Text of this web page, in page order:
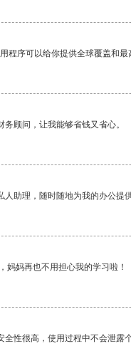
程序可以给你提供全球覆盖和最
顾问，让我能够省钱又省心。
助理，随时随地为我的办公提供
妈妈再也不用担心我的学习啦！
全性很高，使用过程中不会泄露